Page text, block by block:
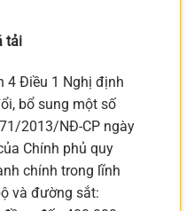
tải
4 Điều 1 Nghị định
bổ sung một số
2013/NĐ-CP ngày
Chính phủ quy
chính trong lĩnh
và đường sắt: